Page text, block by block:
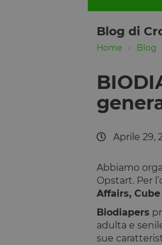
Blog di
Home Blog
Aprile 29,
Abbiamo
Opstart. Per
Affairs,
Biodiapers
adulta e
sue